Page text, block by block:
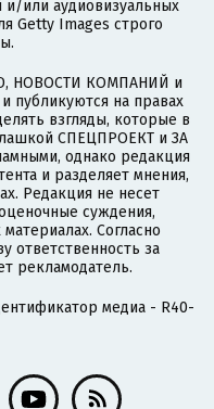
или аудиовизуальных
Getty Images строго
НОВОСТИ КОМПАНИЙ и
на правах
взгляды, которые в
СПЕЦПРОЕКТ и ЗА
однако редакция
и разделяет мнения,
Редакция не несет
суждения,
Согласно
ответственность за
рекламодатель.
медиа - R40-